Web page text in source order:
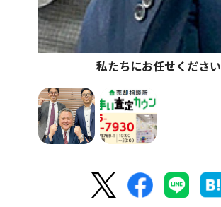
私たちにお任せください